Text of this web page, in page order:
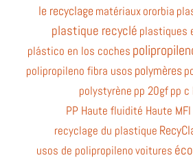
le recyclage matériauxororbia
plastique recyclé plastiques
plástico en los coches
polipropileno fibra usos polymères
polystyrène pp 20gfpp c
PP Haute fluidité Haute MFI
recyclage du plastique
usos de polipropilenovoitures